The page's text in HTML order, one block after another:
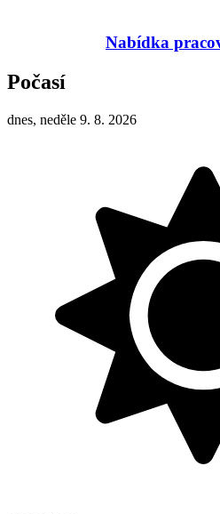
Nabídka
Počasí
dnes, neděle 9. 8. 2026